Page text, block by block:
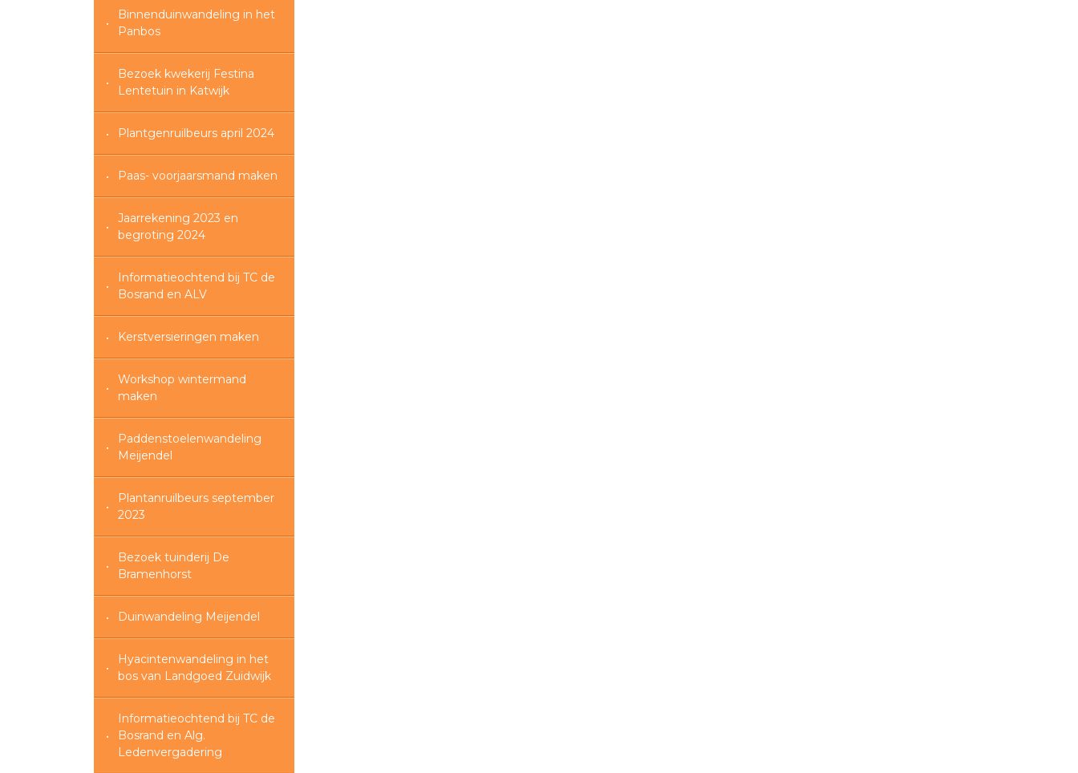
Binnenduinwandeling in het
Panbos
Bezoek kwekerij Festina
Lentetuin in Katwijk
Plantgenruilbeurs april 2024
Paas- voorjaarsmand maken
Jaarrekening 2023 en
begroting 2024
Informatieochtend bij TC de
Bosrand en ALV
Kerstversieringen maken
Workshop wintermand
maken
Paddenstoelenwandeling
Meijendel
Plantanruilbeurs september
2023
Bezoek tuinderij De
Bramenhorst
Duinwandeling Meijendel
Hyacintenwandeling in het
bos van Landgoed Zuidwijk
Informatieochtend bij TC de
Bosrand en Alg.
Ledenvergadering